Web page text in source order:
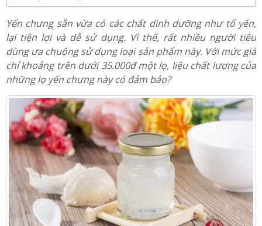
Yến chưng sẵn vừa có các chất dinh dưỡng như tổ yến,
lại tiện lợi và dễ sử dụng. Vì thế, rất nhiều người tiêu
dùng ưa chuộng sử dụng loại sản phẩm này. Với mức giá
chỉ khoảng trên dưới 35.000đ một lọ, liệuchất lượng của
những lọ yến chưng này có đảm bảo?